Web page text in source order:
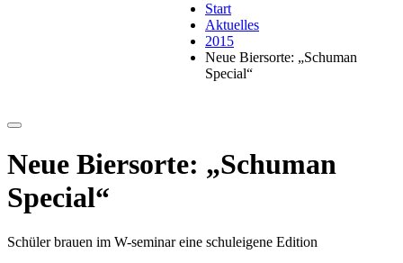
Start
Aktuelles
2015
Neue Biersorte: „Schuman
Special“
Neue Biersorte: „Schuman
Special“
Schüler brauen im W-seminar eine schuleigene Edition